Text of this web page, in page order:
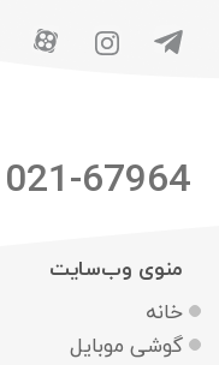
021-67964
منوی وب‌سایت
خانه
گوشی موبایل